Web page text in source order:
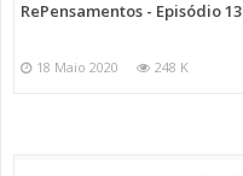
RePensamentos - Episódio 13
18 Maio 2020 248 K